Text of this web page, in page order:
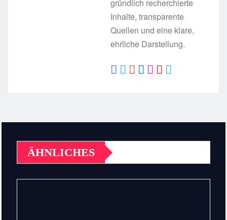
gründlich recherchierte
Inhalte, transparente
Quellen und eine klare,
ehrliche Darstellung.
ÄHNLICHES